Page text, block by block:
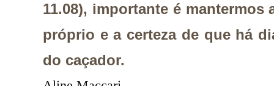
11.08), importante é mantermos
próprio e a certeza de que há
do caçador.